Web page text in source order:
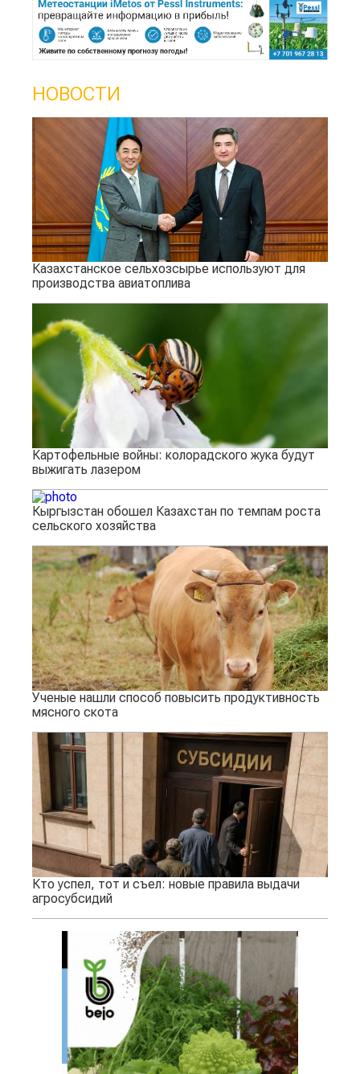
НОВОСТИ
Казахстанское сельхозсырье используют для
производства авиатоплива
Картофельные войны: колорадского жука будут
выжигать лазером
Кыргызстан обошел Казахстан по темпам роста
сельского хозяйства
Ученые нашли способ повысить продуктивность
мясного скота
Кто успел, тот и съел: новые правила выдачи
агросубсидий